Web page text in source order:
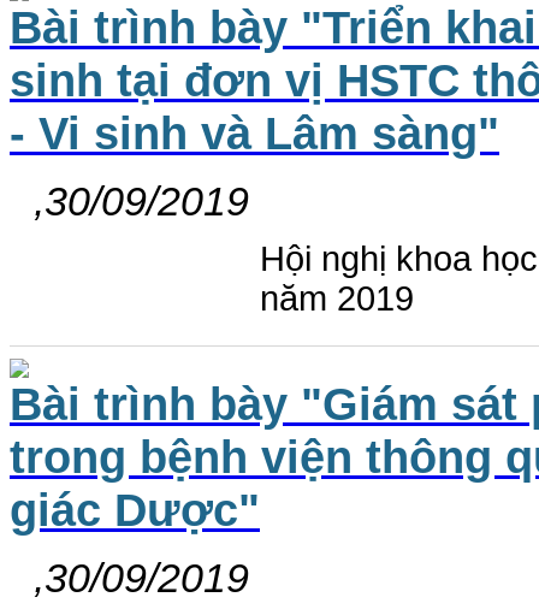
Bài trình bày "Triển
sinh tại đơn vị HSTC
- Vi sinh và Lâm sàng"
,30/09/2019
Hội nghị khoa
năm 2019
Bài trình bày "Giám
trong bệnh viện thông
giác Dược"
,30/09/2019